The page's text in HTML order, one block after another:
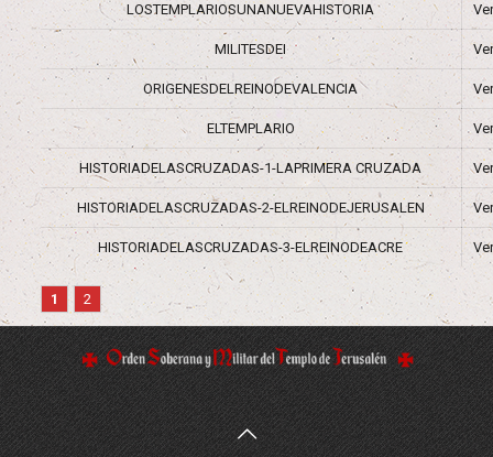
LOSTEMPLARIOSUNANUEVAHISTORIA Ver
MILITESDEI Ver
ORIGENESDELREINODEVALENCIA Ver
ELTEMPLARIO Ver
HISTORIADELASCRUZADAS-1-LAPRIMERA CRUZADA Ver
HISTORIADELASCRUZADAS-2-ELREINODEJERUSALEN Ver
HISTORIADELASCRUZADAS-3-ELREINODEACRE Ver
1 2